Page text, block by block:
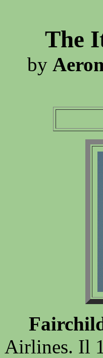
The
by
Airlines. Il